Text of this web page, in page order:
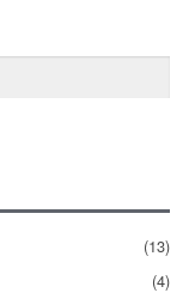
(13)
(4)